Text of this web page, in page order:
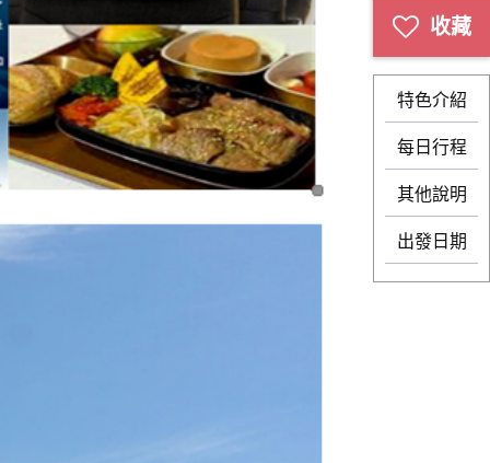
特色介紹
每日行程
其他說明
出發日期